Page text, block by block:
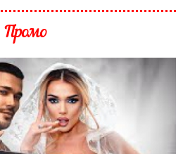
Промо